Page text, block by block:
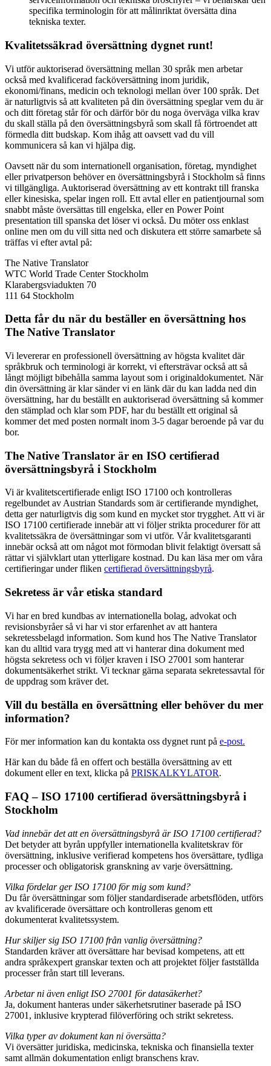
specifika terminologin för att målinriktat översätta dina
tekniska texter.
Kvalitetssäkrad översättning dygnet runt!
Vi utför auktoriserad översättning mellan 30 språk men arbetar
också med kvalificerad facköversättning inom juridik,
ekonomi/finans, medicin och teknologi mellan över 100 språk. Det
är naturligtvis så att kvaliteten på din översättning speglar vem du är
och ditt företag står för och därför bör du noga överväga vilka krav
du skall ställa på den översättningsbyrå som skall få förtroendet att
förmedla ditt budskap. Kom ihåg att oavsett vad du vill
kommunicera så kan vi hjälpa dig.
Oavsett när du som internationell organisation, företag, myndighet
eller privatperson behöver en översättningsbyrå i Stockholm så finns
vi tillgängliga. Auktoriserad översättning av ett kontrakt till franska
eller kinesiska, spelar ingen roll. Ett avtal eller en patientjournal som
snabbt måste översättas till engelska, eller en Power Point
presentation till spanska det löser vi också. Du möter oss enklast
online men om du vill sitta ned och diskutera ett större samarbete så
träffas vi efter avtal på:
The Native Translator
WTC World Trade Center Stockholm
Klarabergsviadukten 70
111 64 Stockholm
Detta får du när du beställer en översättning hos
The Native Translator
Vi levererar en professionell översättning av högsta kvalitet där
språkbruk och terminologi är korrekt, vi eftersträvar också att så
långt möjligt bibehålla samma layout som i originaldokumentet. När
din översättning är klar sänder vi en länk där du kan ladda ned din
översättning, har du beställt en auktoriserad översättning så kommer
den stämplad och klar som PDF, har du beställt ett original så
kommer det med posten normalt inom 3-5 dagar beroende på var du
bor.
The Native Translator är en ISO certifierad
översättningsbyrå i Stockholm
Vi är kvalitetscertifierade enligt ISO 17100 och kontrolleras
regelbundet av Austrian Standards som är certifierande myndighet,
detta ger naturligtvis dig som kund en mycket stor trygghet. Att vi är
ISO 17100 certifierade innebär att vi följer strikta procedurer för att
kvalitetssäkra de översättningar som vi utför. Vår kvalitetsgaranti
innebär också att om något mot förmodan blivit felaktigt översatt så
rättar vi självklart utan ytterligare kostnad. Du kan läsa mer om våra
certifieringar under fliken certifierad översättningsbyrå.
Sekretess är vår etiska standard
Vi har en bred kundbas av internationella bolag, advokat och
revisionsbyråer så vi har vi stor erfarenhet av att hantera
sekretessbelagd information. Som kund hos The Native Translator
kan du alltid vara trygg med att vi hanterar dina dokument med
högsta sekretess och vi följer kraven i ISO 27001 som hanterar
dokumentsäkerhet strikt. Vi tecknar gärna separata sekretessavtal för
de uppdrag som kräver det.
Vill du beställa en översättning eller behöver du mer
information?
För mer information kan du kontakta oss dygnet runt på e-post.
Här kan du både få en offert och beställa översättning av ett
dokument eller en text, klicka på PRISKALKYLATOR.
FAQ – ISO 17100 certifierad översättningsbyrå i
Stockholm
Vad innebär det att en översättningsbyrå är ISO 17100 certifierad?
Det betyder att byrån uppfyller internationella kvalitetskrav för
översättning, inklusive verifierad kompetens hos översättare, tydliga
processer och obligatorisk granskning av varje översättning.
Vilka fördelar ger ISO 17100 för mig som kund?
Du får översättningar som följer standardiserade arbetsflöden, utförs
av kvalificerade översättare och kontrolleras genom ett
dokumenterat kvalitetssystem.
Hur skiljer sig ISO 17100 från vanlig översättning?
Standarden kräver att översättare har bevisad kompetens, att ett
andra språkexpert granskar texten och att projektet följer fastställda
processer från start till leverans.
Arbetar ni även enligt ISO 27001 för datasäkerhet?
Ja, dokument hanteras under säkerhetsrutiner baserade på ISO
27001, inklusive krypterad filöverföring och strikt sekretess.
Vilka typer av dokument kan ni översätta?
Vi översätter juridiska, medicinska, tekniska och finansiella texter
samt allmän dokumentation enligt branschens krav.